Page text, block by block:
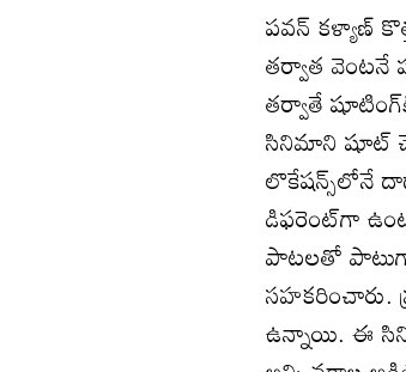
పవన్ కళ్యాణ్
తర్వాత వెంటనే
తర్వాతే
సినిమాని షూట్
లొకేషన్స్‌లోనే
డిఫరెంట్‌గా
పాటలతో
సహకరించారు.
ఉన్నాయి. ఈ